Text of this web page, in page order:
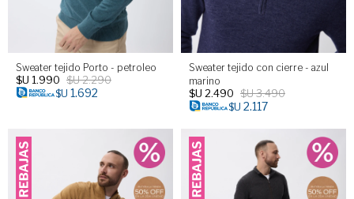
Sweater tejido Porto - petroleo
$U 1.990 $U2.290
$U 1.692
Sweater tejido con cierre - azul
marino
$U 2.490 $U3.490
$U 2.117